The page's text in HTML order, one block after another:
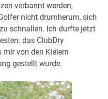
verbannt werden,
nicht drumherum, sich
schnallen. Ich durfte jetzt
das ClubDry
mir von den Kielern
gestellt wurde.